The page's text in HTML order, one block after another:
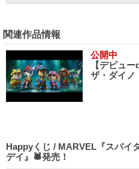
関連作品情報
公開中
【デビュ
ザ・ダイノ
Happyくじ / MARVEL『スパイ
デイ』🕷発売！